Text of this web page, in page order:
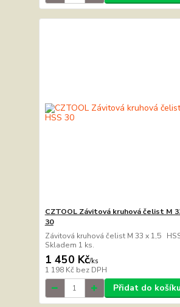
CZTOOL Závitová kruhová čelist M
30
Závitová kruhová čelist M 33 x 1,5
Skladem 1 ks.
1 450 Kč/ks
1 198 Kč bez DPH
Přidat do košíku